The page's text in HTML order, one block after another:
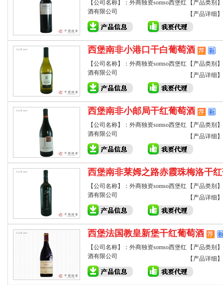
【公司名称】：外商独资somso西堡红
酒有限公司
【产品类别
【产品详细
西堡南非小港口干白葡萄酒
【公司名称】：外商独资somso西堡红
酒有限公司
【产品类别
【产品详细
西堡南非小邮局干红葡萄酒
【公司名称】：外商独资somso西堡红
酒有限公司
【产品类别
【产品详细
西堡南非莱姆之路赤霞珠梅洛干
【公司名称】：外商独资somso西堡红
酒有限公司
【产品类别
【产品详细
西堡法国教皇新堡干红葡萄酒
【公司名称】：外商独资somso西堡红
酒有限公司
【产品类别
【产品详细